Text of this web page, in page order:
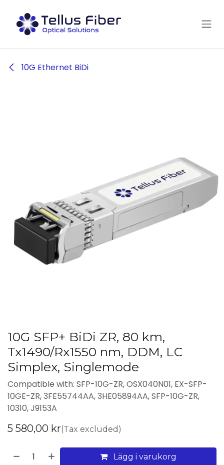
10G Ethernet BiDi
10G SFP+ BiDi ZR, 80 km,
Tx1490/Rx1550 nm, DDM, LC
Simplex, Singlemode
Compatible with: SFP-10G-ZR, OSX040N01, EX-SFP-
10GE-ZR, 3FE55744AA, 3HE05894AA, SFP-10G-ZR,
10310, J9153A
5 580,00 kr(Tax excluded)
Lägg i varukorg